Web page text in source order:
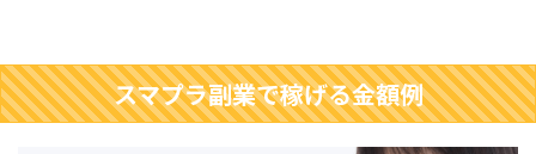
スマプラ副業で稼げる金額例